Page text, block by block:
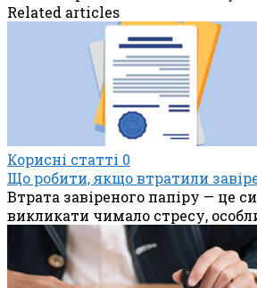
Related articles
Корисні статті 0
Що робити, якщо втратили
Втрата завіреного папіру — це
викликати чимало стресу,